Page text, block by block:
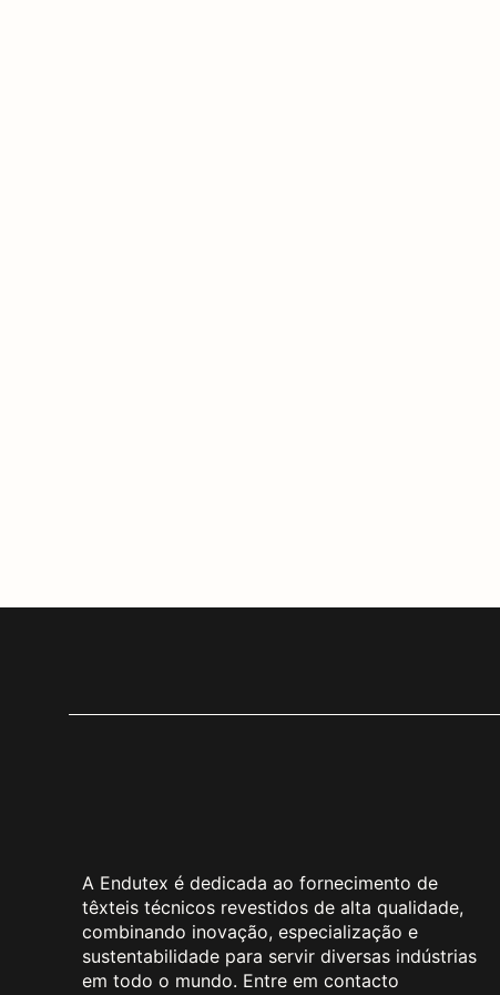
A Endutex é dedicada ao fornecimento de
têxteis técnicos revestidos de alta qualidade,
combinando inovação, especialização e
sustentabilidade para servir diversas indústrias
em todo o mundo. Entre em contacto